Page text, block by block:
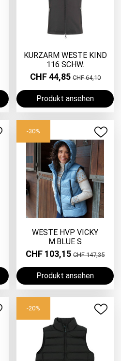
KURZARM WESTE KIND
116 SCHW.
CHF 44,85CHF 64,10
Produkt ansehen
-30%
WESTE HVP VICKY
M.BLUE S
CHF 103,15 CHF 147,35
Produkt ansehen
-20%